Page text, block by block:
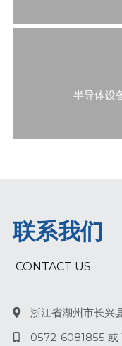
半导体设
联系我们
CONTACT US
浙江省湖州市长兴
0572-6081855